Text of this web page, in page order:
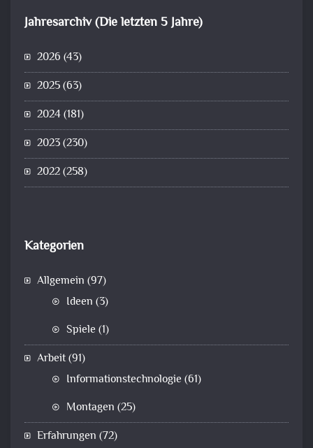
Jahresarchiv (Die letzten 5 Jahre)
2026 (43)
2025(63)
2024(181)
2023(230)
2022(258)
Kategorien
Allgemein (97)
Ideen (3)
Spiele (1)
Arbeit(91)
Informationstechnologie (61)
Montagen (25)
Erfahrungen (72)